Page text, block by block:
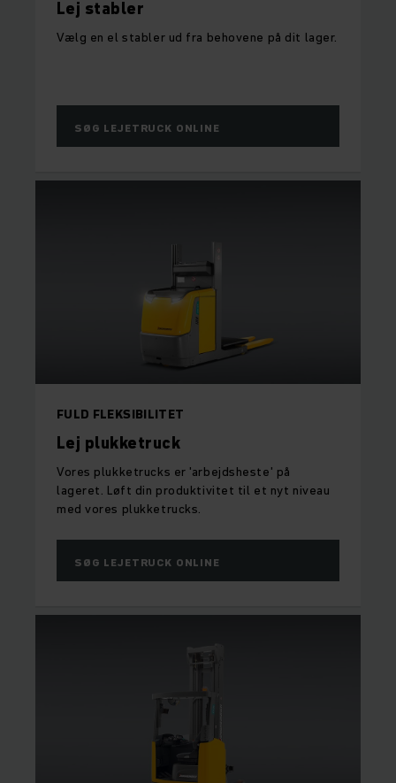
Lej stabler
Vælg en el stabler ud fra behovene på dit lager.
SØG LEJETRUCK ONLINE
FULD FLEKSIBILITET
Lej plukketruck
Vores plukketrucks er 'arbejdsheste' på
lageret. Løft din produktivitet til et nyt niveau
med vores plukketrucks.
SØG LEJETRUCK ONLINE